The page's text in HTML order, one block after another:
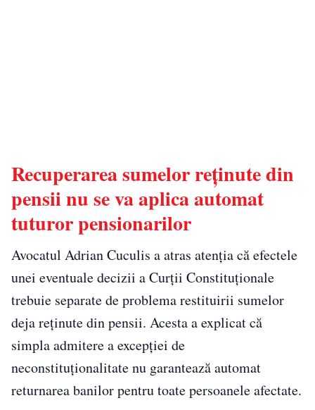
Recuperarea sumelor reținute din
pensii nu se va aplica automat
tuturor pensionarilor
Avocatul Adrian Cuculis a atras atenția că efectele
unei eventuale decizii a Curții Constituționale
trebuie separate de problema restituirii sumelor
deja reținute din pensii. Acesta a explicat că
simpla admitere a excepției de
neconstituționalitate nu garantează automat
returnarea banilor pentru toate persoanele afectate.